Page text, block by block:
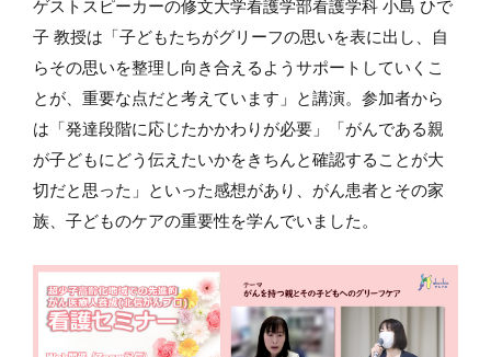
ゲストスピーカーの修文大学看護学部看護学科 小島 ひで
子 教授は「子どもたちがグリーフの思いを表に出し、自
らその思いを整理し向き合えるようサポートしていくこ
とが、重要な点だと考えています」と講演。参加者から
は「発達段階に応じたかかわりが必要」「がんである親
が子どもにどう伝えたいかをきちんと確認することが大
切だと思った」といった感想があり、がん患者とその家
族、子どものケアの重要性を学んでいました。